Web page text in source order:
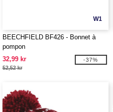
W1
BEECHFIELD BF426 - Bonnet à
pompon
32,99 kr
52,52 kr
-37%